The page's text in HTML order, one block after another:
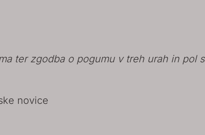
ter zgodba o pogumu v treh urah in
novice